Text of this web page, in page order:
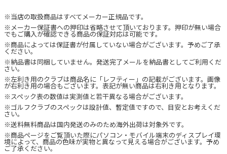
※当店の取扱商品はすべてメーカー正規品です。
※メーカー保証書への押印は省略させて頂いております。押印が無い場合
でもご購入が確認できる商品の保証対応は可能です。
※商品によっては保証書が付属していない場合がございます。予めご了承
ください。
※納品書は同梱していません。発送完了メールを納品書としてご利用くだ
さい。
※左利き用のクラブは商品名に「レフティー」の記載がございます。画像
が右利き用の場合もございます。表記が無い商品は右利き用となります。
※スペック表の数値は実測値と若干異なる場合がございます。
※ゴルフクラブのスペックは設計値、暫定値ですので、目安とお考えくだ
さい。
※送料無料商品は国内発送のみのため海外出荷は対象外です。
※商品ページをご覧頂いた際にパソコン・モバイル端末のディスプレイ環
境によって、商品の色味が実物と異なって見える場合がございます。予め
ご了承ください。